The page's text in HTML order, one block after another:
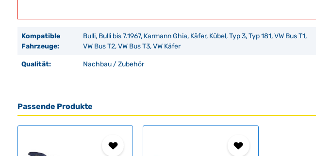
Kompatible
Fahrzeuge:
Bulli, Bulli bis 7.1967, Karmann Ghia, Käfer, Kübel, Typ 3, Typ 181, VW Bus T1,
VW Bus T2, VW Bus T3, VW Käfer
Qualität: Nachbau / Zubehör
Passende Produkte